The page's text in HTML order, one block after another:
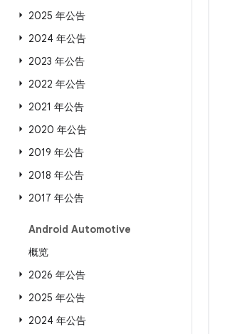
2025 年公告
2024 年公告
2023 年公告
2022 年公告
2021 年公告
2020 年公告
2019 年公告
2018 年公告
2017 年公告
Android Automotive
概览
2026 年公告
2025 年公告
2024 年公告